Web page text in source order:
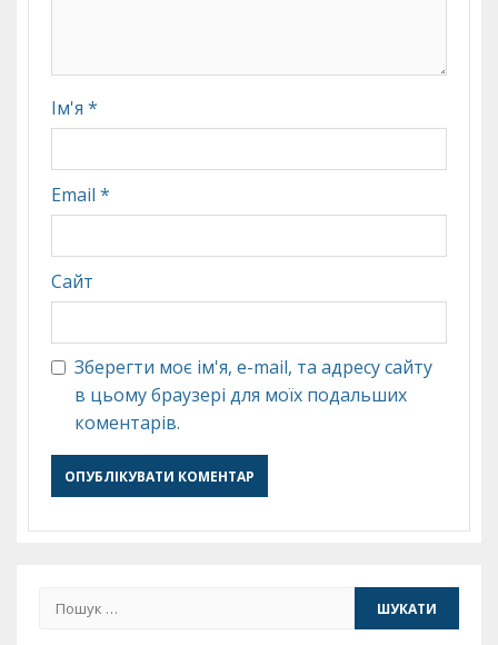
Ім'я *
Email *
Сайт
Зберегти моє ім'я, e-mail, та адресу сайту
в цьому браузері для моїх подальших
коментарів.
Пошук: